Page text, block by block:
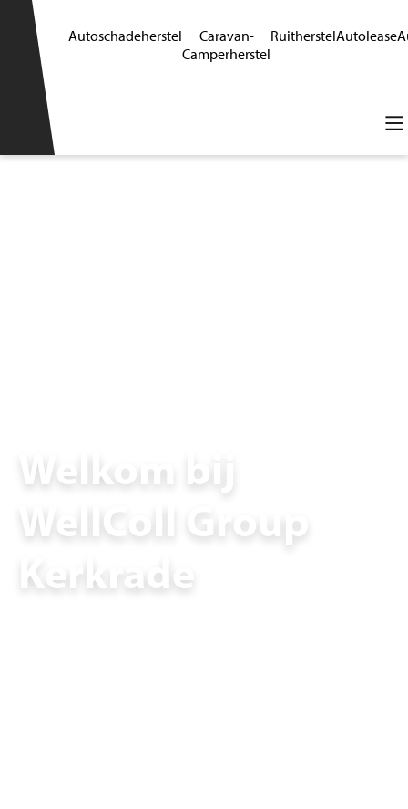
Autoschadeherstel
Caravan-
Camperherstel
RuitherstelAutolease
Welkom bij
WellColl Group
Kerkrade